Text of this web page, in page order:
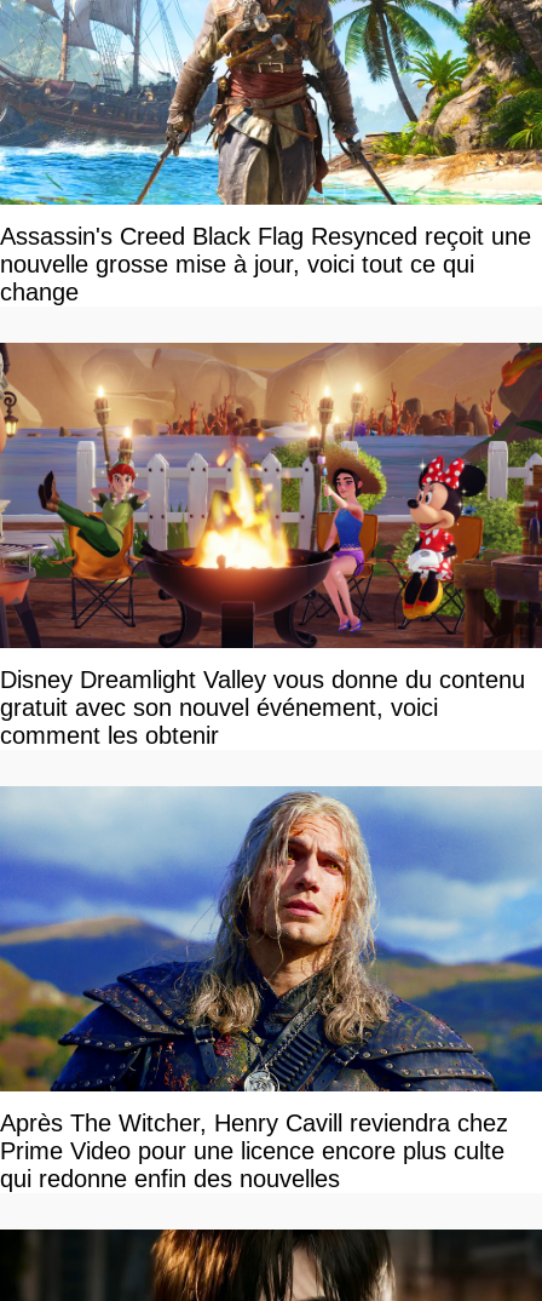
Assassin's Creed Black Flag Resynced reçoit une
nouvelle grosse mise à jour, voici tout ce qui
change
Disney Dreamlight Valley vous donne du contenu
gratuit avec son nouvel événement, voici
comment les obtenir
Après The Witcher, Henry Cavill reviendra chez
Prime Video pour une licence encore plus culte
qui redonne enfin des nouvelles